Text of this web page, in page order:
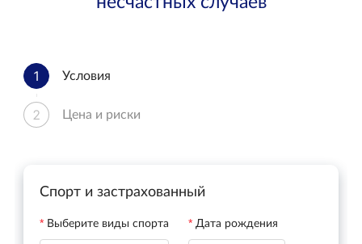
1 Условия
2 Цена и риски
Спорт и застрахованный
Выберите виды спорта Дата рождения